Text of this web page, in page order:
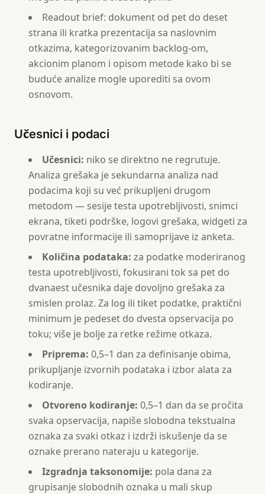
Readout brief: dokument od pet do deset
strana ili kratka prezentacija sa naslovnim
otkazima, kategorizovanim backlog-om,
akcionim planom i opisom metode kako bi se
buduće analize mogle uporediti sa ovom
osnovom.
Učesnici i podaci
Učesnici: niko se direktno ne regrutuje.
Analiza grešaka je sekundarna analiza nad
podacima koji su već prikupljeni drugom
metodom — sesije testa upotrebljivosti, snimci
ekrana, tiketi podrške, logovi grešaka, widgeti za
povratne informacije ili samoprijave iz anketa.
Količina podataka: za podatke moderiranog
testa upotrebljivosti, fokusirani tok sa pet do
dvanaest učesnika daje dovoljno grešaka za
smislen prolaz. Za log ili tiket podatke, praktični
minimum je pedeset do dvesta opservacija po
toku; više je bolje za retke režime otkaza.
Priprema: 0,5–1 dan za definisanje obima,
prikupljanje izvornih podataka i izbor alata za
kodiranje.
Otvoreno kodiranje: 0,5–1 dan da se pročita
svaka opservacija, napiše slobodna tekstualna
oznaka za svaki otkaz i izdrži iskušenje da se
oznake prerano nateraju u kategorije.
Izgradnja taksonomije: pola dana za
grupisanje slobodnih oznaka u mali skup